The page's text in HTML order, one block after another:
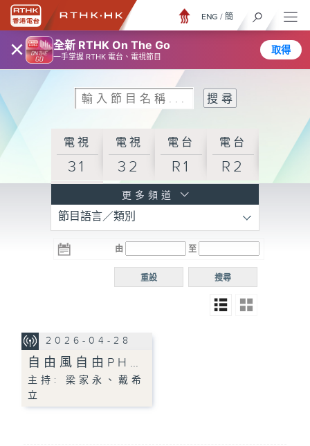
× 全新 RTHK On The Go
一手掌握 RTHK 電台、電視節目
取得
ENG / 簡
電視
31
電視
32
電台
R1
電台
R2
R3
電台 電台
R5
電台
普通
更多頻道
節目語言／類別
由 至
搜尋
重設
2026-04-28
自由風自由PH…
主持: 梁家永、戴希
立